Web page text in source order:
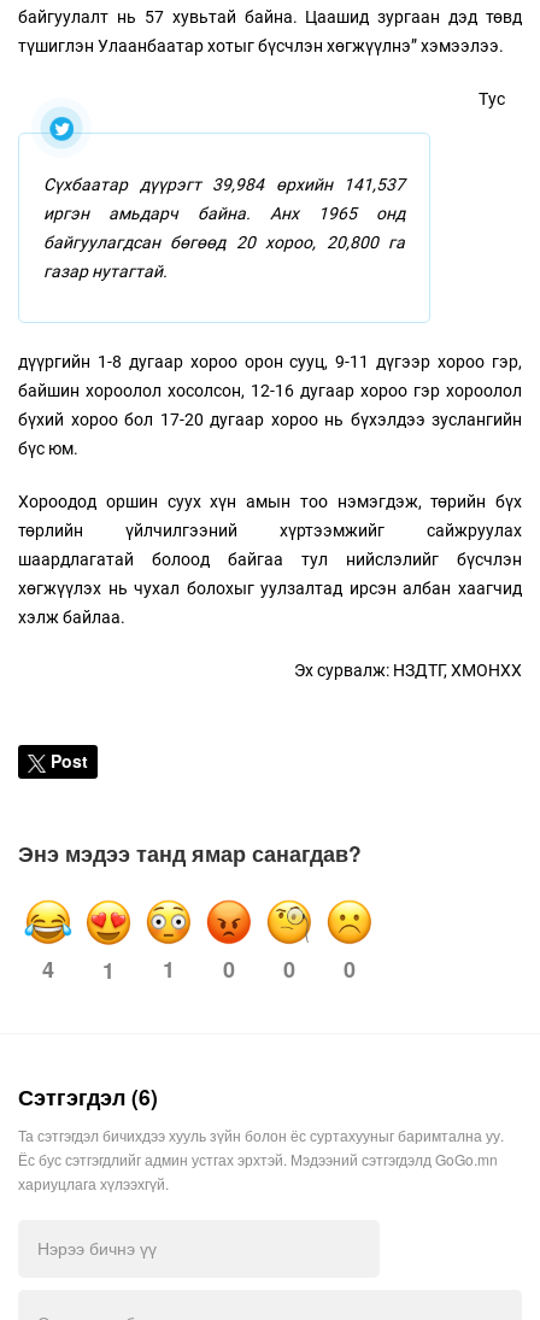
байгуулалт нь 57 хувьтай байна. Цаашид зургаан дэд төвд
түшиглэн Улаанбаатар хотыг бүсчлэн хөгжүүлнэ” хэмээлээ.
Сүхбаатар дүүрэгт 39,984 өрхийн 141,537
иргэн амьдарч байна. Анх 1965 онд
байгуулагдсан бөгөөд 20 хороо, 20,800 га
газар нутагтай.
Тус
дүүргийн 1-8 дугаар хороо орон сууц, 9-11 дүгээр хороо гэр,
байшин хороолол хосолсон, 12-16 дугаар хороо гэр хороолол
бүхий хороо бол 17-20 дугаар хороо нь бүхэлдээ зуслангийн
бүс юм.
Хороодод оршин суух хүн амын тоо нэмэгдэж, төрийн бүх
төрлийн үйлчилгээний хүртээмжийг сайжруулах
шаардлагатай болоод байгаа тул нийслэлийг бүсчлэн
хөгжүүлэх нь чухал болохыг уулзалтад ирсэн албан хаагчид
хэлж байлаа.
Эх сурвалж: НЗДТГ, ХМОНХХ
Post
Энэ мэдээ танд ямар санагдав?
4 1 1 0 0 0
Сэтгэгдэл (6)
Та сэтгэгдэл бичихдээ хууль зүйн болон ёс суртахууныг баримтална уу.
Ёс бус сэтгэгдлийг админ устгах эрхтэй. Мэдээний сэтгэгдэлд GoGo.mn
хариуцлага хүлээхгүй.